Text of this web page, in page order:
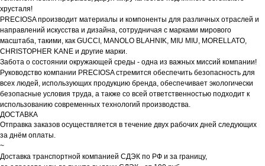
хрусталя!
PRECIOSA производит материалы и компоненты для различных отраслей и
направлений искусства и дизайна, сотрудничая с марками мирового
масштаба, такими, как GUCCI, MANOLO BLAHNIK, MIU MIU, MORELLATO,
CHRISTOPHER KANE и другие марки.
Забота о состоянии окружающей среды - одна из важных миссий компании!
Руководство компании PRECIOSA стремится обеспечить безопасность для
всех людей, использующих продукцию бренда, обеспечивает экологически
безопасные условия труда, а также со всей ответственностью подходит к
использованию современных технологий производства.
ДОСТАВКА
Отправка заказов осуществляется в течение двух рабочих дней следующих
за днём оплаты.
~
Доставка транспортной компанией СДЭК по РФ и за границу,